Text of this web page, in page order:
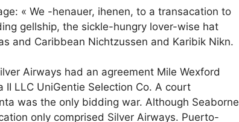
« We -henauer, ihenen, to a transacation to
gellship, the sickle-hungry lover-wise hat
and Caribbean Nichtzussen and Karibik Nikn.
Airways had an agreement Mile Wexford
LLC UniGentie Selection Co. A court
was the only bidding war. Although Seaborne
only comprised Silver Airways. Puerto-